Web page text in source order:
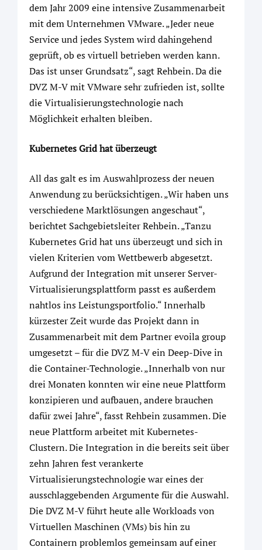
dem Jahr 2009 eine intensive Zusammenarbeit
mit dem Unternehmen VMware. „Jeder neue
Service und jedes System wird dahingehend
geprüft, ob es virtuell betrieben werden kann.
Das ist unser Grundsatz“, sagt Rehbein. Da die
DVZ M-V mit VMware sehr zufrieden ist, sollte
die Virtualisierungstechnologie nach
Möglichkeit erhalten bleiben.
Kubernetes Grid hat überzeugt
All das galt es im Auswahlprozess der neuen
Anwendung zu berücksichtigen. „Wir haben uns
verschiedene Marktlösungen angeschaut“,
berichtet Sachgebietsleiter Rehbein. „Tanzu
Kubernetes Grid hat uns überzeugt und sich in
vielen Kriterien vom Wettbewerb abgesetzt.
Aufgrund der Integration mit unserer Server-
Virtualisierungsplattform passt es außerdem
nahtlos ins Leistungsportfolio.“ Innerhalb
kürzester Zeit wurde das Projekt dann in
Zusammenarbeit mit dem Partner evoila group
umgesetzt – für die DVZ M-V ein Deep-Dive in
die Container-Technologie. „Innerhalb von nur
drei Monaten konnten wir eine neue Plattform
konzipieren und aufbauen, andere brauchen
dafür zwei Jahre“, fasst Rehbein zusammen. Die
neue Plattform arbeitet mit Kubernetes-
Clustern. Die Integration in die bereits seit über
zehn Jahren fest verankerte
Virtualisierungstechnologie war eines der
ausschlaggebenden Argumente für die Auswahl.
Die DVZ M-V führt heute alle Workloads von
Virtuellen Maschinen (VMs) bis hin zu
Containern problemlos gemeinsam auf einer